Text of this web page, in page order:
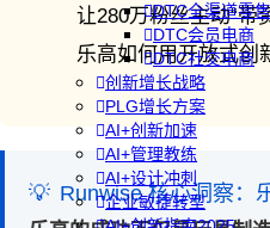
DTC全渠道零售
DTC会员电商
DTC社交电商
创新增长战略
PLG增长方案
AI+创新加速
AI+管理教练
AI+设计冲刺
企业敏捷转型
让280万粉丝主动“带
乐高如何用开放式创
💡 Runwise 核心洞察：